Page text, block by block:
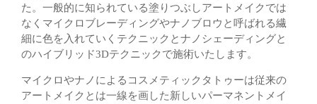
た。一般的に知られている塗りつぶしアートメイクでは
なくマイクロブレーディングやナノブロウと呼ばれる繊
細に色を入れていくテクニックとナノシェーディングと
のハイブリッド3Dテクニックで施術いたします。
マイクロやナノによるコスメティックタトゥーは従来の
アートメイクとは一線を画した新しいパーマネントメイ